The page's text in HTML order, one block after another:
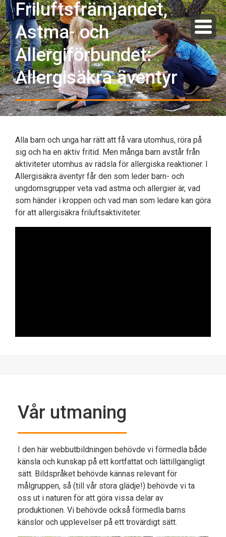
Friluftsfrämjandet,
Astma- och
Allergiförbundet:
Allergisäkra äventyr
Alla barn och unga har rätt att få vara utomhus, röra på
sig och ha en aktiv fritid. Men många barn avstår från
aktiviteter utomhus av rädsla för allergiska reaktioner. I
Allergisäkra äventyr får den som leder barn- och
ungdomsgrupper veta vad astma och allergier är, vad
som händer i kroppen och vad man som ledare kan göra
för att allergisäkra friluftsaktiviteter.
Vår utmaning
I den här webbutbildningen behövde vi förmedla både
känsla och kunskap på ett kortfattat och lättillgängligt
sätt. Bildspråket behövde kännas relevant för
målgruppen, så (till vår stora glädje!) behövde vi ta
oss ut i naturen för att göra vissa delar av
produktionen. Vi behövde också förmedla barns
känslor och upplevelser på ett trovärdigt sätt.